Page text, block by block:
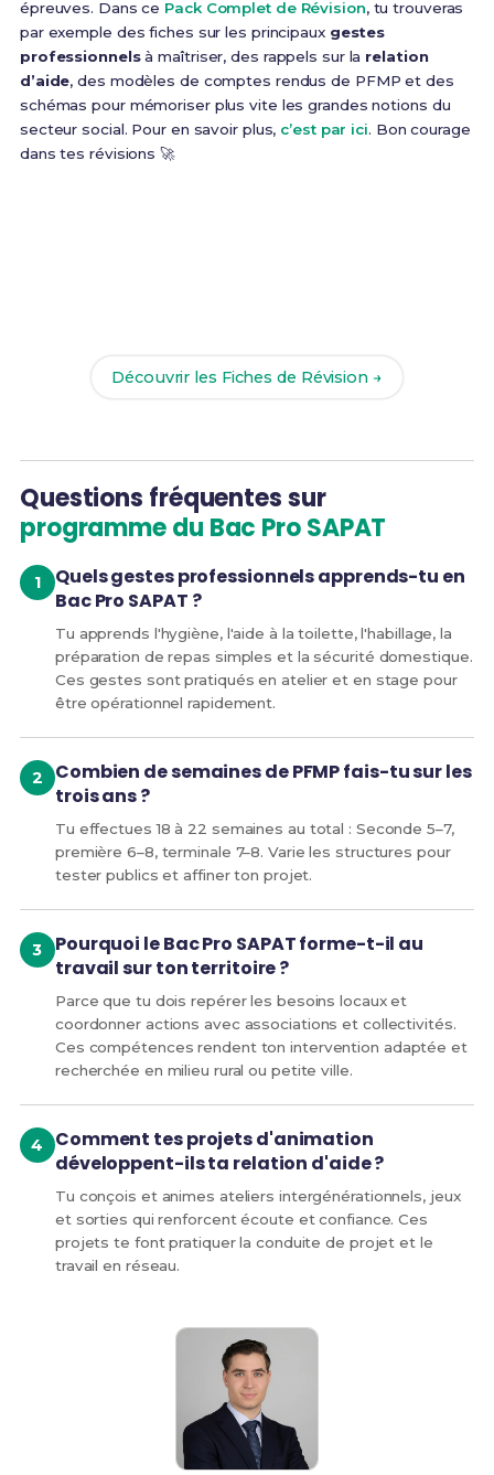
épreuves. Dans ce Pack Complet de Révision, tu trouveras
par exemple des fiches sur les principaux gestes
professionnelsà maîtriser, des rappels sur la relation
d’aide, des modèles de comptes rendus de PFMP et des
schémas pour mémoriser plus vite les grandes notions du
secteur social. Pour en savoir plus, c’est par ici. Bon courage
dans tes révisions 🚀
Découvrir les Fiches de Révision →
Questions fréquentes sur
programme du Bac Pro SAPAT
Quels gestes professionnels apprends-tu en
Bac Pro SAPAT ?
Tu apprends l'hygiène, l'aide à la toilette, l'habillage, la
préparation de repas simples et la sécurité domestique.
Ces gestes sont pratiqués en atelier et en stage pour
être opérationnel rapidement.
Combien de semaines de PFMP fais-tu sur les
trois ans ?
Tu effectues 18 à 22 semaines au total : Seconde 5–7,
première 6–8, terminale 7–8. Varie les structures pour
tester publics et affiner ton projet.
Pourquoi le Bac Pro SAPAT forme-t-il au
travail sur ton territoire ?
Parce que tu dois repérer les besoins locaux et
coordonner actions avec associations et collectivités.
Ces compétences rendent ton intervention adaptée et
recherchée en milieu rural ou petite ville.
Comment tes projets d'animation
développent-ils ta relation d'aide ?
Tu conçois et animes ateliers intergénérationnels, jeux
et sorties qui renforcent écoute et confiance. Ces
projets te font pratiquer la conduite de projet et le
travail en réseau.